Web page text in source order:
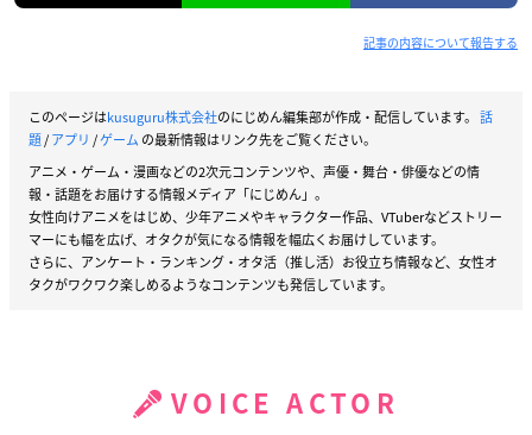
記事の内容について報告する
このページはkusuguru株式会社のにじめん編集部が作成・配信しています。 話
題/アプリ /ゲーム の最新情報はリンク先をご覧ください。
アニメ・ゲーム・漫画などの2次元コンテンツや、声優・舞台・俳優などの情
報・話題をお届けする情報メディア「にじめん」。
女性向けアニメをはじめ、少年アニメやキャラクター作品、VTuberなどストリー
マーにも幅を広げ、オタクが気になる情報を幅広くお届けしています。
さらに、アンケート・ランキング・オタ活（推し活）お役立ち情報など、女性オ
タクがワクワク楽しめるようなコンテンツも発信しています。
VOICE ACTOR